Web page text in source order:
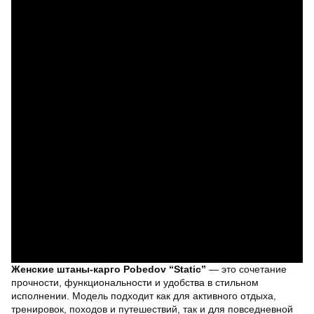
Женские штаны-карго Pobedov “Static” — это сочетание
прочности, функциональности и удобства в стильном
исполнении. Модель подходит как для активного отдыха,
тренировок, походов и путешествий, так и для повседневной